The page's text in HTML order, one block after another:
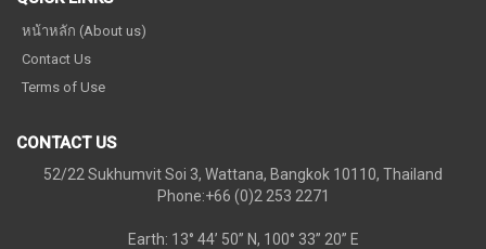
หน้าหลัก (About us)
Contact Us
Terms of Use
CONTACT US
52/22 Sukhumvit Soi 3, Wattana, Bangkok 10110, Thailand
Phone:+66 (0)2 253 2271
Earth: 13° 44’ 50” N, 100° 33” 20” E